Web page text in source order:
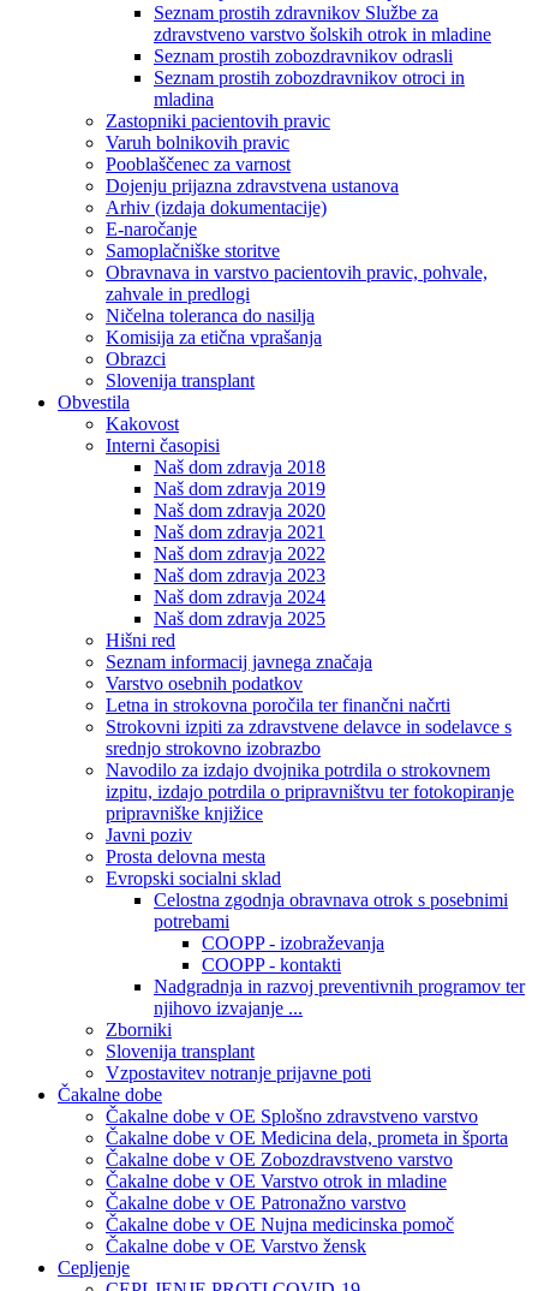
Seznam prostih zdravnikov Službe za
zdravstveno varstvo šolskih otrok in mladine
Seznam prostih zobozdravnikov odrasli
Seznam prostih zobozdravnikov otroci in
mladina
Zastopniki pacientovih pravic
Varuh bolnikovih pravic
Pooblaščenec za varnost
Dojenju prijazna zdravstvena ustanova
Arhiv (izdaja dokumentacije)
E-naročanje
Samoplačniške storitve
Obravnava in varstvo pacientovih pravic, pohvale,
zahvale in predlogi
Ničelna toleranca do nasilja
Komisija za etična vprašanja
Obrazci
Slovenija transplant
Obvestila
Kakovost
Interni časopisi
Naš dom zdravja 2018
Naš dom zdravja 2019
Naš dom zdravja 2020
Naš dom zdravja 2021
Naš dom zdravja 2022
Naš dom zdravja 2023
Naš dom zdravja 2024
Naš dom zdravja 2025
Hišni red
Seznam informacij javnega značaja
Varstvo osebnih podatkov
Letna in strokovna poročila ter finančni načrti
Strokovni izpiti za zdravstvene delavce in sodelavce s
srednjo strokovno izobrazbo
Navodilo za izdajo dvojnika potrdila o strokovnem
izpitu, izdajo potrdila o pripravništvu ter fotokopiranje
pripravniške knjižice
Javni poziv
Prosta delovna mesta
Evropski socialni sklad
Celostna zgodnja obravnava otrok s posebnimi
potrebami
COOPP - izobraževanja
COOPP - kontakti
Nadgradnja in razvoj preventivnih programov ter
njihovo izvajanje ...
Zborniki
Slovenija transplant
Vzpostavitev notranje prijavne poti
Čakalne dobe
Čakalne dobe v OE Splošno zdravstveno varstvo
Čakalne dobe v OE Medicina dela, prometa in športa
Čakalne dobe v OE Zobozdravstveno varstvo
Čakalne dobe v OE Varstvo otrok in mladine
Čakalne dobe v OE Patronažno varstvo
Čakalne dobe v OE Nujna medicinska pomoč
Čakalne dobe v OE Varstvo žensk
Cepljenje